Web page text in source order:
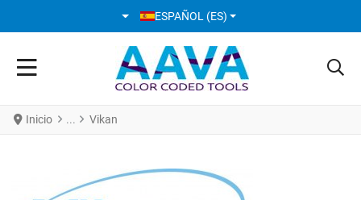
SELECCIONE SU IDIOMA
ESPAÑOL (ES)
Inicio Vikan